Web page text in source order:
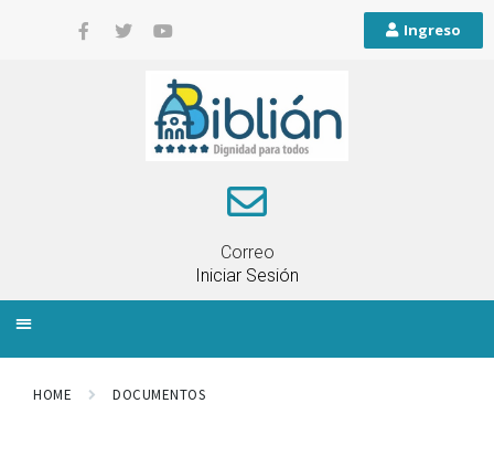
Ingreso
Correo
Iniciar Sesión
HOME DOCUMENTOS